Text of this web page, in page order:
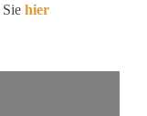
hier